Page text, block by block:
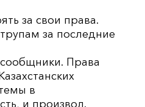
за свои права.
за последние
Права
в
и произвол.